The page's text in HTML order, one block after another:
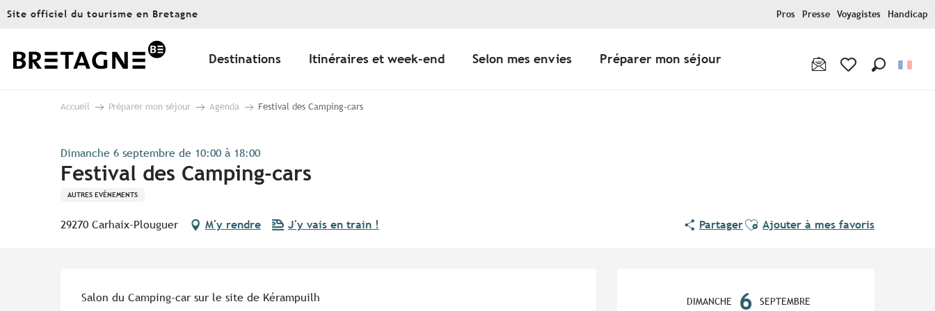
Aller
principal
Site officiel du tourisme en Bretagne Pros Presse Voyagistes Handicap
Destinations Itinéraires et week-end Selon mes envies Préparer mon séjour
Accueil Préparer mon séjour Agenda Festival des Camping-cars
Dimanche 6 septembre de 10:00 à 18:00
Festival des Camping-cars
AUTRES EVÈNEMENTS
29270 Carhaix-Plouguer M'y rendre J'y vais en train ! PartagerAjouter aux favoris
Ajouter à mes favoris
DIMANCHE 6 SEPTEMBRE
Salon du Camping-car sur le site de Kérampuilh